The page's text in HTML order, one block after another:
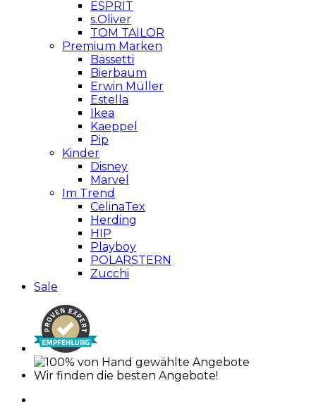
ESPRIT
s.Oliver
TOM TAILOR
Premium Marken
Bassetti
Bierbaum
Erwin Müller
Estella
Ikea
Kaeppel
Pip
Kinder
Disney
Marvel
Im Trend
CelinaTex
Herding
HIP
Playboy
POLARSTERN
Zucchi
Sale
Wir finden die besten Angebote!